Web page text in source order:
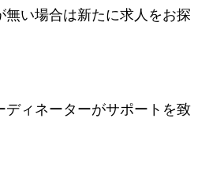
無い場合は新たに求人をお探
ディネーターがサポートを致